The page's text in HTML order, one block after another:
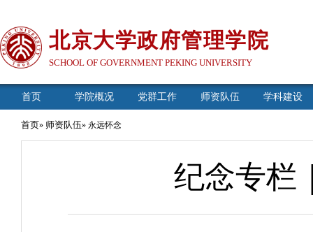
北京大学政府管理学院
SCHOOL OF GOVERNMENT PEKING UNIVERSITY
首页 学院概况 党群工作 师资队伍 学科建设
首页» 师资队伍» 永远怀念
纪念专栏